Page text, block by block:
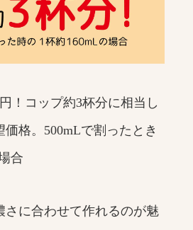
！コップ約3杯分に相当し
格。500mLで割ったとき
合
さに合わせて作れるのが魅